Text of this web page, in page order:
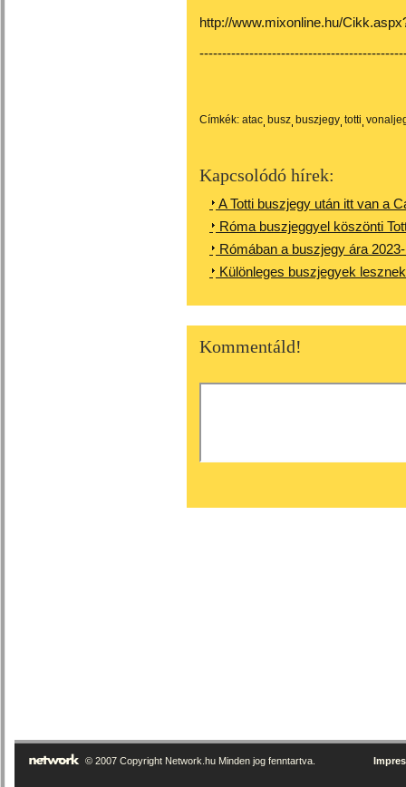
http://www.mixonline.hu/
Címkék: atac busz buszjegy totti
Kapcsolódó hírek:
A Totti buszjegy után itt van a
Róma buszjeggyel köszönti
Rómában a buszjegy ára
Különleges buszjegyek
Kommentáld!
© 2007 Copyright Network.hu Minden jog fenntartva.